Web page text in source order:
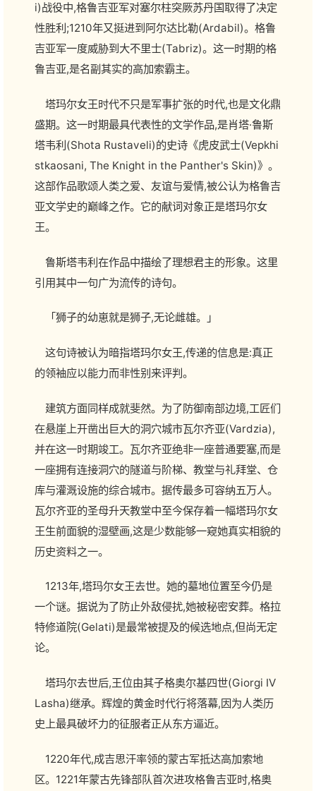
i)战役中,格鲁吉亚军对塞尔柱突厥苏丹国取得了决定
性胜利;1210年又挺进到阿尔达比勒(Ardabil)。格鲁
吉亚军一度威胁到大不里士(Tabriz)。这一时期的格
鲁吉亚,是名副其实的高加索霸主。
塔玛尔女王时代不只是军事扩张的时代,也是文化鼎
盛期。这一时期最具代表性的文学作品,是肖塔·鲁斯
塔韦利(Shota Rustaveli)的史诗《虎皮武士(Vepkhi
stkaosani, The Knight in the Panther's Skin)》。
这部作品歌颂人类之爱、友谊与爱情,被公认为格鲁吉
亚文学史的巅峰之作。它的献词对象正是塔玛尔女
王。
鲁斯塔韦利在作品中描绘了理想君主的形象。这里
引用其中一句广为流传的诗句。
「狮子的幼崽就是狮子,无论雌雄。」
这句诗被认为暗指塔玛尔女王,传递的信息是:真正
的领袖应以能力而非性别来评判。
建筑方面同样成就斐然。为了防御南部边境,工匠们
在悬崖上开凿出巨大的洞穴城市瓦尔齐亚(Vardzia),
并在这一时期竣工。瓦尔齐亚绝非一座普通要塞,而是
一座拥有连接洞穴的隧道与阶梯、教堂与礼拜堂、仓
库与灌溉设施的综合城市。据传最多可容纳五万人。
瓦尔齐亚的圣母升天教堂中至今保存着一幅塔玛尔女
王生前面貌的湿壁画,这是少数能够一窥她真实相貌的
历史资料之一。
1213年,塔玛尔女王去世。她的墓地位置至今仍是
一个谜。据说为了防止外敌侵扰,她被秘密安葬。格拉
特修道院(Gelati)是最常被提及的候选地点,但尚无定
论。
塔玛尔去世后,王位由其子格奥尔基四世(Giorgi IV
Lasha)继承。辉煌的黄金时代行将落幕,因为人类历
史上最具破坏力的征服者正从东方逼近。
1220年代,成吉思汗率领的蒙古军抵达高加索地
区。1221年蒙古先锋部队首次进攻格鲁吉亚时,格奥